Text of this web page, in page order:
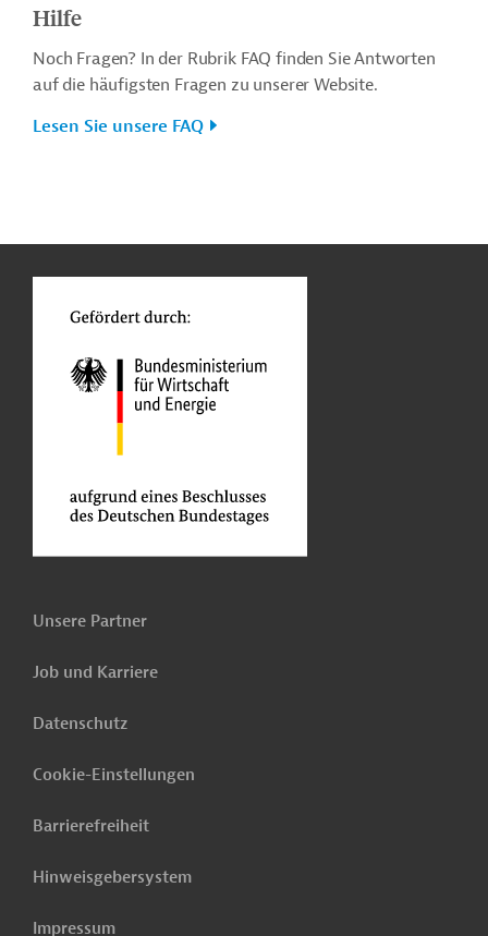
Hilfe
Noch Fragen? In der Rubrik FAQ finden Sie Antworten
auf die häufigsten Fragen zu unserer Website.
Lesen Sie unsere FAQ
Unsere Partner
Job und Karriere
Datenschutz
Cookie-Einstellungen
Barrierefreiheit
Hinweisgebersystem
Impressum